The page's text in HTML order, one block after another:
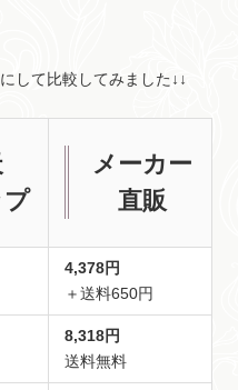
して比較してみました↓↓
プ
メーカー
直販
4,378円
＋送料650円
8,318円
送料無料